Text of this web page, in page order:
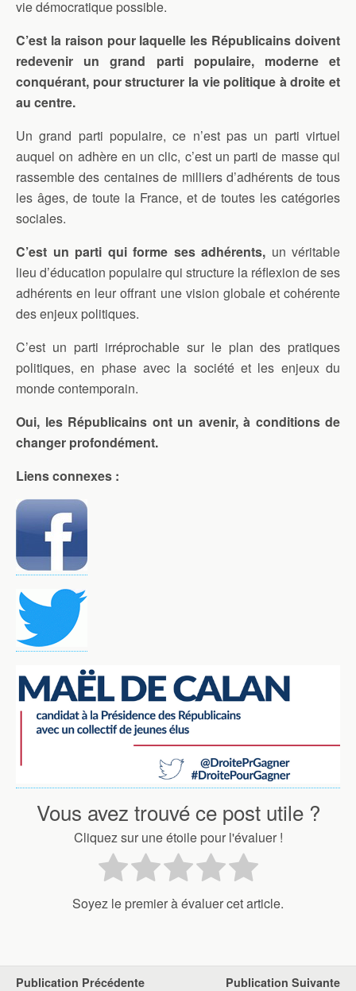
vie démocratique possible.
​C’est la raison pour laquelle les Républicains doivent
redevenir un grand parti populaire, moderne et
conquérant, pour structurer la vie politique à droite et
au centre.
Un grand parti populaire, ce n’est pas un parti virtuel
auquel on adhère en un clic, c’est un parti de masse qui
rassemble des centaines de milliers d’adhérents de tous
les âges, de toute la France, et de toutes les catégories
sociales.
C’est un parti qui forme ses adhérents, un véritable
lieu d’éducation populaire qui structure la réflexion de ses
adhérents en leur offrant une vision globale et cohérente
des enjeux politiques.
​C’est un parti irréprochable sur le plan des pratiques
politiques, en phase avec la société et les enjeux du
monde contemporain.
Oui, les Républicains ont un avenir, à conditions de
changer profondément.
Liens connexes :
Vous avez trouvé ce post utile ?
Cliquez sur une étoile pour l'évaluer !
Soyez le premier à évaluer cet article.
Publication Précédente Publication Suivante